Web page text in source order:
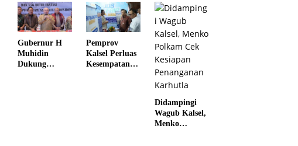
dan Pelatihan
Calon
Paskibraka
2026
Gubernur H
Muhidin
Dukung
Pemprov
Kalsel Perluas
Kesempatan
Didampingi
Wagub Kalsel,
Menko